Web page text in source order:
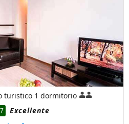
turistico 1 dormitorio
Excellente